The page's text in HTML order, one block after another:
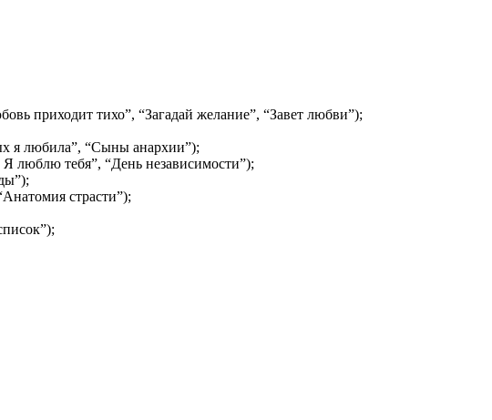
приходит тихо”, “Загадай желание”, “Завет любви”);
я любила”, “Сыны анархии”);
люблю тебя”, “День независимости”);
страсти”);